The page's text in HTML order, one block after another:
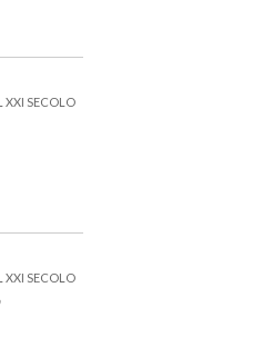
XXI SECOLO
XXI SECOLO